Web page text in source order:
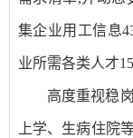
集企业用工信息
业所需各类人才
高度重视稳
上学、生病住院